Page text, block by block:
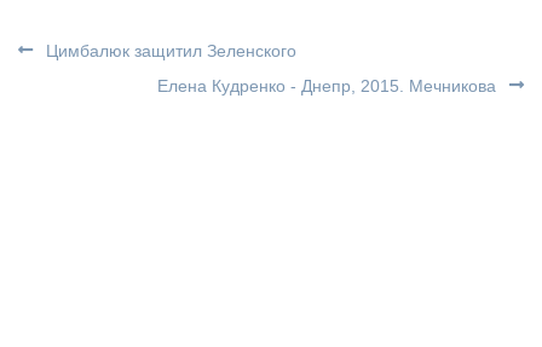
Цимбалюк защитил Зеленского
Елена Кудренко - Днепр, 2015. Мечникова